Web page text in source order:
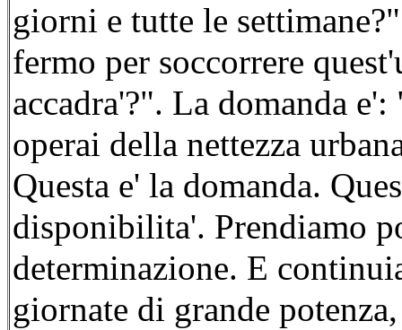
giorni e tutte le
fermo per soccorrere
accadra'?". La domanda
operai della nettezza
Questa e' la domanda.
disponibilita'. Prendiamo
determinazione. E
giornate di grande